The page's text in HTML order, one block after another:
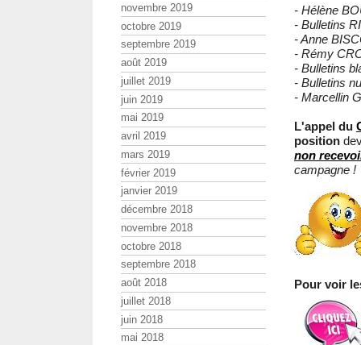
- Hélène
- Bulletins
- Anne
- Rémy
- Bulletins
- Bulletins
- Marcellin
L'appel du
position
non
campagne !
Pour voir
novembre 2019
octobre 2019
septembre 2019
août 2019
juillet 2019
juin 2019
mai 2019
avril 2019
mars 2019
février 2019
janvier 2019
décembre 2018
novembre 2018
octobre 2018
septembre 2018
août 2018
juillet 2018
juin 2018
mai 2018